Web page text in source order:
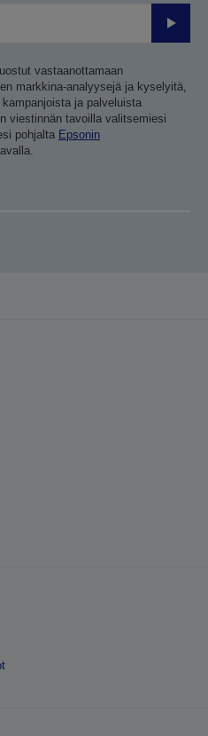
Lähetä
vastaanottamaan
markkina-analyysejä ja kyselyitä,
ja palveluista
viestinnän tavoilla valitsemiesi
pohjalta Epsonin